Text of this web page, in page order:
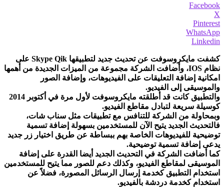
Facebook
X
Pinterest
WhatsApp
Linkedin
كشفت مايكروسوفت عن تحديث جديد لتطبيقها Skype Qik على
نظام IOS، وأضافت الشركة مجموعة من الميزات الجديدة من أهمها
امكانية إضافة التعليقات على الفيديوهات، وإضافة الصور
والموسيقى إلى الفيديو.
والتطبيق كانت قد أطلقته مايكروسوفت لأول مرة في أكتوبر 2014
كوسيلة سريعة لتبادل مقاطع الفيديو.
وبمحاولة من الشركة للتنافس مع تطبيقات مثل سناب شات،
فالتحديث الجديد يتيح الآن للمستخدمين بسهولة إضافة تسمية
توضيحية للفيديوهات الخاصة بهم ببساطة عن طريق اختيار زر جديد
يدعى إضافة تسمية توضيحية.
كما أضافت الشركة في التحديث الجديد أيضا القدرة على إضافة
الموسيقى لمقاطع الفيديو، وكذلك دعم للصور مما يتيح للمستخدمين
استخدام التطبيق كخدمة إرسال الرسائل المصورة، فضلاً عن
استخدام كخدمة دردشة بالفيديو.